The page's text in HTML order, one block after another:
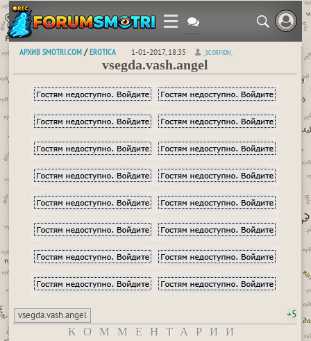
АРХИВ SMOTRI.COM /EROTICA 1-01-2017, 18:35 _SCORPION_
vsegda.vash.angel
vsegda.vash.angel +5
КОММЕНТАРИИ